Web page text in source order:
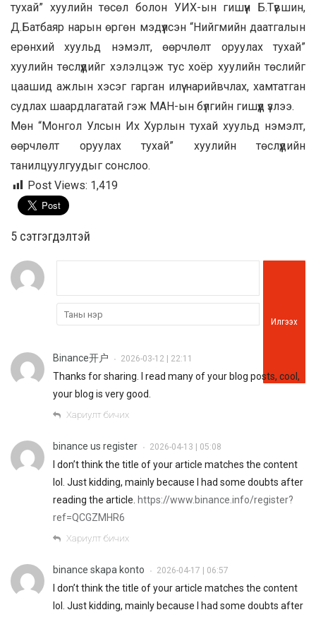
тухай” хуулийн төсөл болон УИХ-ын гишүүн Б.Түвшин,
Д.Батбаяр нарын өргөн мэдүүлсэн “Нийгмийн даатгалын
ерөнхий хуульд нэмэлт, өөрчлөлт оруулах тухай”
хуулийн төслүүдийг хэлэлцэж тус хоёр хуулийн төслийг
цаашид ажлын хэсэг гарган илүү нарийвчлах, хамтатган
судлах шаардлагатай гэж МАН-ын бүлгийн гишүүд үзлээ.
Мөн “Монгол Улсын Их Хурлын тухай хуульд нэмэлт,
өөрчлөлт оруулах тухай” хуулийн төслүүдийн
танилцуулгуудыг сонслоо.
Post Views: 1,419
5 cэтгэгдэлтэй
Илгээх
Binance开户 • 2026-03-12 | 22:11
Thanks for sharing. I read many of your blog posts, cool,
your blog is very good.
Хариулт бичих
binance us register • 2026-04-13 | 05:08
I don’t think the title of your article matches the content
lol. Just kidding, mainly because I had some doubts after
reading the article. https://www.binance.info/register?
ref=QCGZMHR6
Хариулт бичих
binance skapa konto • 2026-04-17 | 06:57
I don’t think the title of your article matches the content
lol. Just kidding, mainly because I had some doubts after